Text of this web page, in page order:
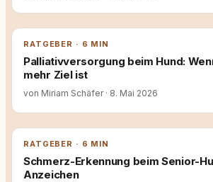
RATGEBER · 6 MIN
Palliativversorgung beim Hund:
mehr Ziel ist
von Miriam Schäfer · 8. Mai 2026
RATGEBER · 6 MIN
Schmerz-Erkennung beim Senior-
Anzeichen